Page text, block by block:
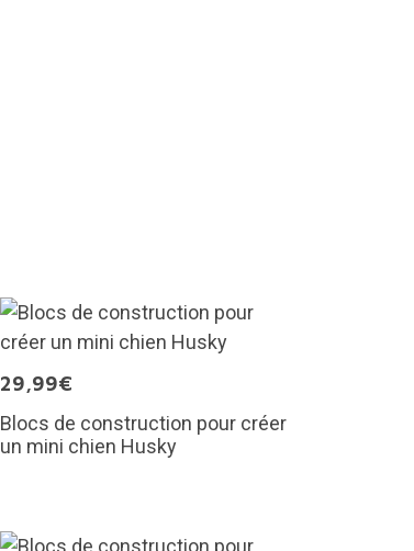
29,99€
Blocs de construction pour créer
un mini chien Husky